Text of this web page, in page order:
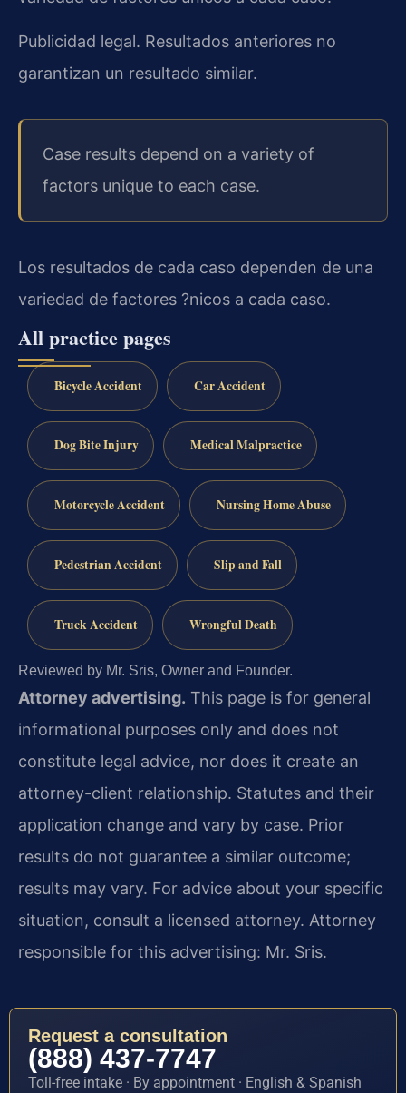
Publicidad legal. Resultados anteriores no
garantizan un resultado similar.
Case results depend on a variety of
factors unique to each case.
Los resultados de cada caso dependen de una
variedad de factores ?nicos a cada caso.
All practice pages
Bicycle Accident Car Accident
Dog Bite Injury Medical Malpractice
Motorcycle Accident Nursing Home Abuse
Pedestrian Accident Slip and Fall
Truck Accident Wrongful Death
Reviewed by Mr. Sris, Owner and Founder.
Attorney advertising. This page is for general
informational purposes only and does not
constitute legal advice, nor does it create an
attorney-client relationship. Statutes and their
application change and vary by case. Prior
results do not guarantee a similar outcome;
results may vary. For advice about your specific
situation, consult a licensed attorney. Attorney
responsible for this advertising: Mr. Sris.
Request a consultation
(888) 437-7747
Toll-free intake · By appointment · English & Spanish